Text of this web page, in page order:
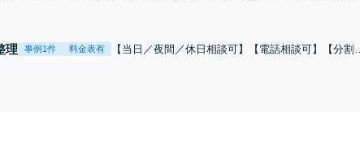
て伴走します。柔軟な対応でできるだけ双方を傷つけない解決
を目指します。
理 事例1件 料金表有
【当日／夜間／休日相談可】【電話相談可】【分割払